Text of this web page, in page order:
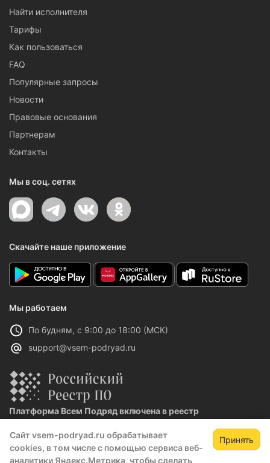
Сайт vsem-podryad.ru обрабатывает
cookies, в том числе с помощью сервиса веб-
аналитики Яндекс.Метрика, чтобы сделать
Принять
Найти исполнителя
Тарифы
Как пользоваться
FAQ
Популярные запросы
Новости
Правовые основания
Партнерам
Контакты
Мы в соц. сетях
Скачайте наше приложение
Мы работаем
По будням, с 9:00 до 18:00 (МСК)
support@vsem-podryad.ru
Платформа Всем Подряд включена в реестр
Реестровая запись №32021 от 06.02.2026